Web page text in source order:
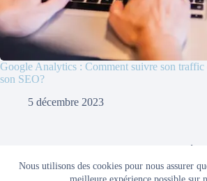
Nous utilisons des cookies pour nous assurer
Google Analytics : Comment suivre son traffic
son SEO?
5 décembre 2023
Mentions
Politique de confidentialité